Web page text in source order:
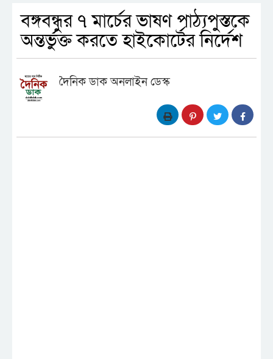
বঙ্গবন্ধুর ৭ মার্চের ভাষণ পাঠ্যপুস্তকে
অন্তর্ভুক্ত করতে হাইকোর্টের নির্দেশ
দৈনিক ডাক অনলাইন ডেস্ক